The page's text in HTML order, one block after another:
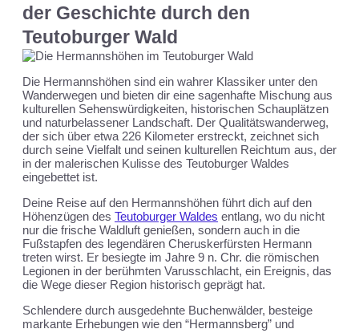
der Geschichte durch den
Teutoburger Wald
Die Hermannshöhen sind ein wahrer Klassiker unter den
Wanderwegen und bieten dir eine sagenhafte Mischung aus
kulturellen Sehenswürdigkeiten, historischen Schauplätzen
und naturbelassener Landschaft. Der Qualitätswanderweg,
der sich über etwa 226 Kilometer erstreckt, zeichnet sich
durch seine Vielfalt und seinen kulturellen Reichtum aus, der
in der malerischen Kulisse des Teutoburger Waldes
eingebettet ist.
Deine Reise auf den Hermannshöhen führt dich auf den
Höhenzügen des Teutoburger Waldes entlang, wo du nicht
nur die frische Waldluft genießen, sondern auch in die
Fußstapfen des legendären Cheruskerfürsten Hermann
treten wirst. Er besiegte im Jahre 9 n. Chr. die römischen
Legionen in der berühmten Varusschlacht, ein Ereignis, das
die Wege dieser Region historisch geprägt hat.
Schlendere durch ausgedehnte Buchenwälder, besteige
markante Erhebungen wie den “Hermannsberg” und